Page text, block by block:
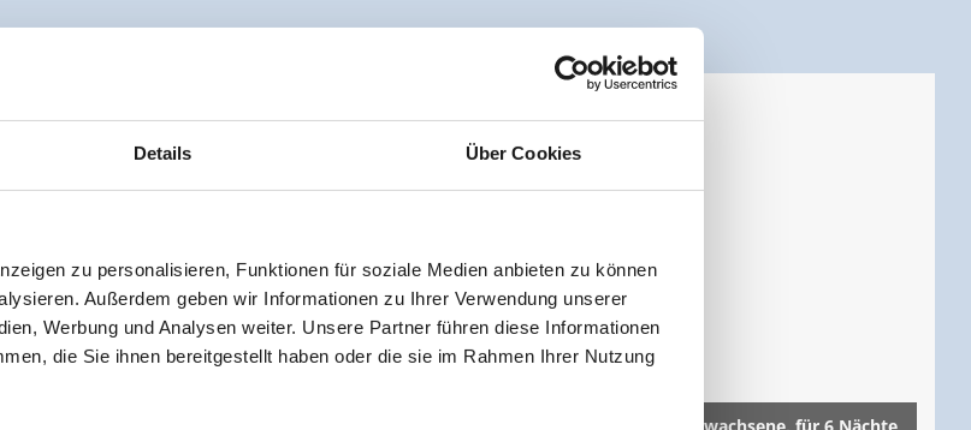
Details Über Cookies
zu personalisieren, Funktionen für soziale Medien anbieten zu können
Außerdem geben wir Informationen zu Ihrer Verwendung unserer
Werbung und Analysen weiter. Unsere Partner führen diese Informationen
die Sie ihnen bereitgestellt haben oder die sie im Rahmen Ihrer Nutzung
Appartment "Blumenwiese"
Ferienwohnung mit Wohnküche und 1 Schlafzimmer für 2
Personen sowie Dusche/WC und Balkon